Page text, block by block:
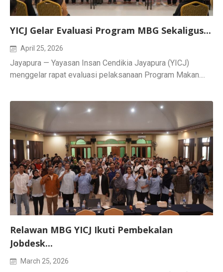
YICJ Gelar Evaluasi Program MBG Sekaligus...
April 25, 2026
Jayapura — Yayasan Insan Cendikia Jayapura (YICJ)
menggelar rapat evaluasi pelaksanaan Program Makan....
Relawan MBG YICJ Ikuti Pembekalan
Jobdesk...
March 25, 2026